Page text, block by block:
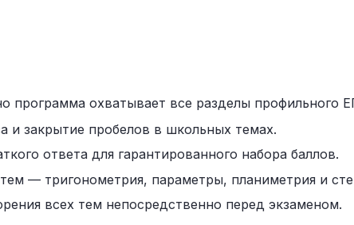
программа охватывает все разделы профильного
и закрытие пробелов в школьных темах.
ответа для гарантированного набора баллов.
— тригонометрия, параметры, планиметрия и
всех тем непосредственно перед экзаменом.